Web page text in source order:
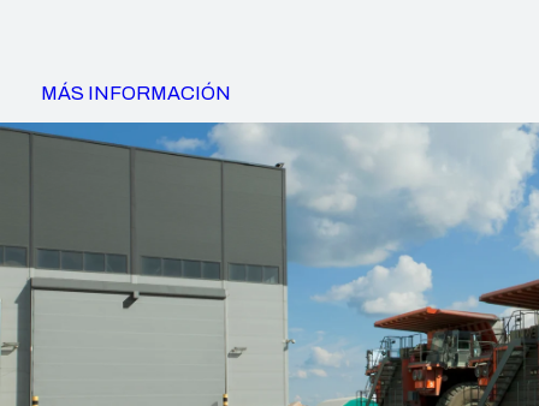
MÁS INFORMACIÓN